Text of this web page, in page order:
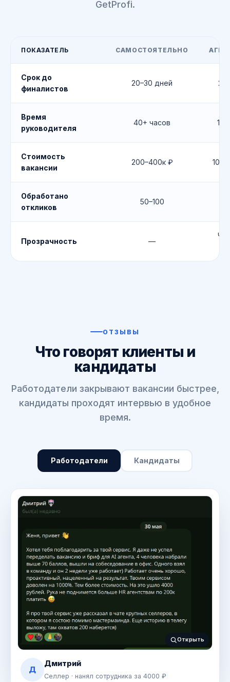
GetProfi.
ПОКАЗАТЕЛЬ САМОСТОЯТЕЛЬНО
Срок до
финалистов
20–30 дней 21
Время
руководителя
40+ часов
Стоимость
вакансии
200–400к ₽
Обработано
откликов
50–100
Прозрачность —
ОТЗЫВЫ
Что говорят клиенты и
кандидаты
Работодатели закрывают вакансии быстрее,
кандидаты проходят интервью в удобное
время.
Работодатели Кандидаты
Открыть
Д
Дмитрий
Селлер · нанял сотрудника за 4000 ₽